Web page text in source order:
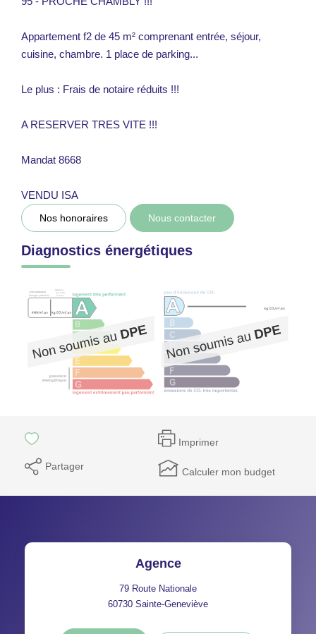
Appartement f2 de 45 m² comprenant entrée, séjour,
cuisine, chambre. 1 place de parking...
Le plus : Frais de notaire réduits !!!
A RESERVER TRES VITE !!!
Mandat 8668
VENDU ISA
Nos honoraires Nous contacter
Diagnostics énergétiques
Imprimer
Partager Calculer mon budget
Agence
79 Route Nationale
60730 Sainte-Geneviève